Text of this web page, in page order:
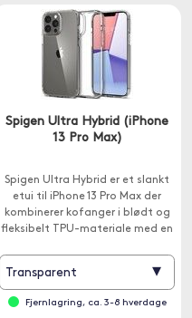
Spigen Ultra Hybrid (iPhone
13 Pro Max)
Spigen Ultra Hybrid er et slankt
etui til iPhone 13 Pro Max der
kombinerer kofanger i blødt og
fleksibelt TPU-materiale med en
Transparent ▾
Fjernlagring, ca. 3-8 hverdage